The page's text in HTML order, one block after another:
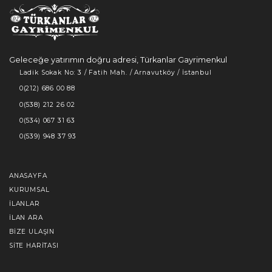
Geleceğe yatırımın doğru adresi, Türkanlar Gayrimenkul
Ladik Sokak No: 3 / Fatih Mah. / Arnavutköy / İstanbul
0(212) 686 00 88
0(538) 212 26 02
0(534) 067 31 63
0(539) 948 37 93
ANASAYFA
KURUMSAL
İLANLAR
İLAN ARA
BIZE ULAŞIN
SITE HARITASI